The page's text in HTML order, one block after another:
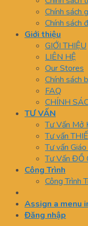
Chính sách
Chính sách
Giới thiệu
GIỚI THIỆU
LIÊN HỆ
Our Stores
Chính sách
FAQ
CHÍNH
TƯ VẤN
Tư Vấn Mở
Tư vấn
Tư vấn
Tư Vấn ĐỒ
Công Trình
Công Trình
Assign a menu
Đăng nhập